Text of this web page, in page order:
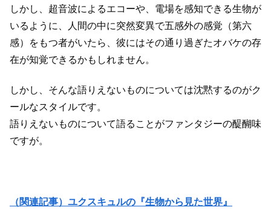
しかし、超音波によるエコーや、電場を感知できる生物が
いるように、人間の中に突然変異で五感外の感覚（第六
感）をもつ者がいたら、彼にはその通り過ぎたオバケの存
在が知覚できるかもしれません。
しかし、そんな語りえないものについては沈黙するのがク
ールなスタイルです。
語りえないものについて語ることがファンタジーの醍醐味
ですが。
（関連記事）ユクスキュルの『生物から見た世界』